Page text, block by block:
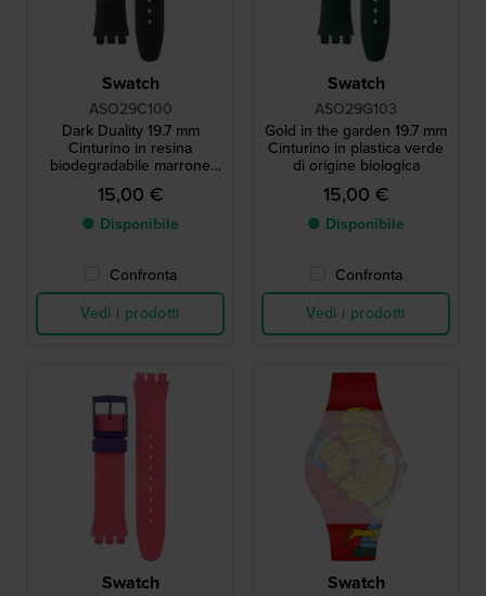
Swatch
ASO29C100
Dark Duality 19.7 mm
Cinturino in resina
biodegradabile marrone
scuro
15,00 €
● Disponibile
Confronta
Vedi i prodotti
Swatch
ASO29G103
Gold in the garden 19.7 mm
Cinturino in plastica verde
di origine biologica
15,00 €
● Disponibile
Confronta
Vedi i prodotti
Swatch Swatch